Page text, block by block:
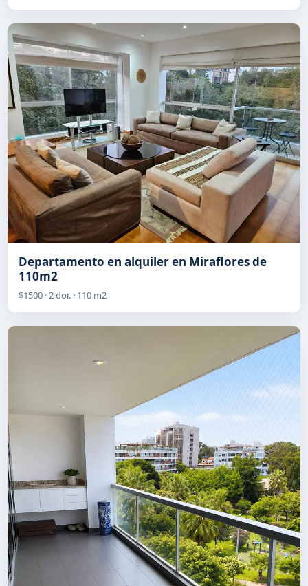
Departamento en alquiler en Miraflores de
110m2
$1500 · 2 dor. · 110 m2